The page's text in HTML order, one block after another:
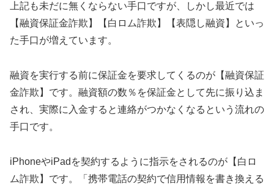
上記も未だに無くならない手口ですが、しかし最近では
【融資保証金詐欺】【白ロム詐欺】【表隠し融資】といっ
た手口が増えています。
融資を実行する前に保証金を要求してくるのが【融資保証
金詐欺】です。融資額の数％を保証金として先に振り込ま
され、実際に入金すると連絡がつかなくなるという流れの
手口です。
iPhoneやiPadを契約するように指示をされるのが【白ロ
ム詐欺】です。「携帯電話の契約で信用情報を書き換える